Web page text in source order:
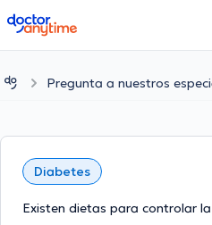
doctoranytime
Pregunta a nuestros
Diabetes
Existen dietas para controlar